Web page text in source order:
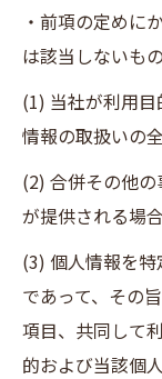
・前項の定めに
は該当しないも
(1) 当社が利用
情報の取扱いの
(2) 合併その他
が提供される場合
(3) 個人情報を
であって、その
項目、共同して
的および当該個